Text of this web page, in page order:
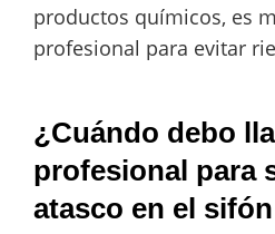
productos químicos, es
profesional para evitar
¿Cuándo debo
profesional para
atasco en el